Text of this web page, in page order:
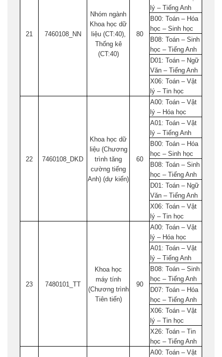
21 7460108_NN
Nhóm ngành
Khoa học dữ
liệu (CT:40),
Thống kê
(CT:40)
80
lý – Tiếng Anh
B00: Toán – Hóa
học – Sinh học
B08: Toán – Sinh
học – Tiếng Anh
D01: Toán – Ngữ
Văn – Tiếng Anh
X06: Toán – Vật
lý – Tin học
22 7460108_DKD
Khoa học dữ
liệu (Chương
trình tăng
cường tiếng
Anh) (dự kiến)
60
A00: Toán – Vật
lý – Hóa học
A01: Toán – Vật
lý – Tiếng Anh
B00: Toán – Hóa
học – Sinh học
B08: Toán – Sinh
học – Tiếng Anh
D01: Toán – Ngữ
Văn – Tiếng Anh
X06: Toán – Vật
lý – Tin học
23 7480101_TT
Khoa học
máy tính
(Chương trình
Tiên tiến)
90
A00: Toán – Vật
lý – Hóa học
A01: Toán – Vật
lý – Tiếng Anh
B08: Toán – Sinh
học – Tiếng Anh
D07: Toán – Hóa
học – Tiếng Anh
X06: Toán – Vật
lý – Tin học
X26: Toán – Tin
học – Tiếng Anh
A00: Toán – Vật